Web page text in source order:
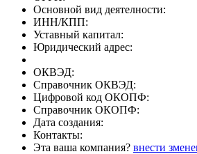
Основной вид деятелности:
ИНН/КПП:
Уставный капитал:
Юридический адрес:
ОКВЭД:
Справочник ОКВЭД:
Цифровой код ОКОПФ:
Справочник ОКОПФ:
Дата создания:
Контакты:
Эта ваша компания? внести